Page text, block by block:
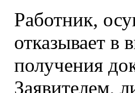
Работник,
отказывает в
получения
Заявителем,